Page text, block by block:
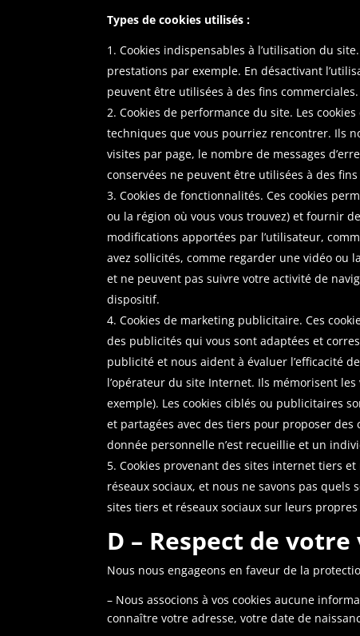
Types de cookies utilisés :
Cookies indispensables à l’utilisation du
prestations par exemple. En désactivant
peuvent être utilisées à des fins commerciales.
Cookies de performance du site. Les
techniques que vous pourriez rencontrer. Ils
visites par page, le nombre de messages
conservées ne peuvent être utilisées à des
Cookies de fonctionnalités. Ces cookies
ou la région où vous vous trouvez) et fournir
modifications apportées par l’utilisateur,
avez sollicités, comme regarder une vidéo ou
et ne peuvent pas suivre votre activité de
dispositif.
Cookies de marketing publicitaire. Ces
des publicités qui vous sont adaptées et
publicité et nous aident à évaluer l’efficacité
l’opérateur du site Internet. Ils mémorisent
exemple). Les cookies ciblés ou publicitaires
et partagées avec des tiers pour proposer
donnée personnelle n’est recueillie et un
Cookies provenant des sites internet tiers
réseaux sociaux, et nous ne savons pas
sites tiers et réseaux sociaux sur leurs propres
D – Respect de
Nous nous engageons en faveur de la
– Nous associons à vos cookies aucune
connaître votre adresse, votre date de